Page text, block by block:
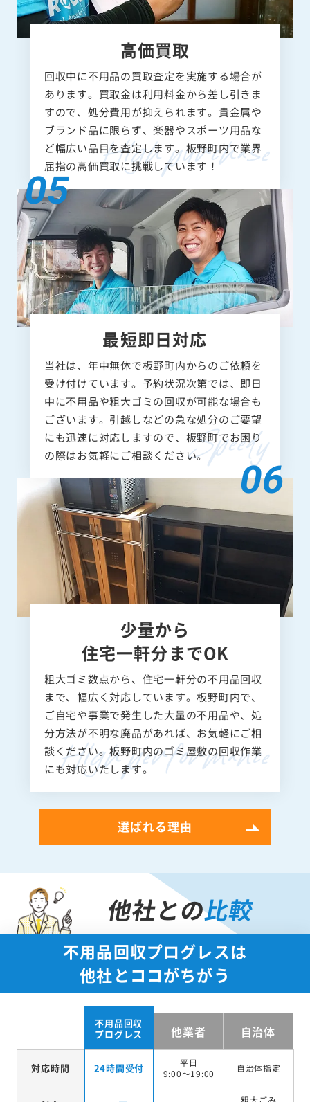
高価買取
回収中に不用品の買取査定を実施する場合が
あります。買取金は利用料金から差し引きま
すので、処分費用が抑えられます。貴金属や
ブランド品に限らず、楽器やスポーツ用品な
ど幅広い品目を査定します。板野町内で業界
屈指の高価買取に挑戦しています！
最短即日対応
当社は、年中無休で板野町内からのご依頼を
受け付けています。予約状況次第では、即日
中に不用品や粗大ゴミの回収が可能な場合も
ございます。引越しなどの急な処分のご要望
にも迅速に対応しますので、板野町でお困り
の際はお気軽にご相談ください。
少量から
住宅一軒分までOK
粗大ゴミ数点から、住宅一軒分の不用品回収
まで、幅広く対応しています。板野町内で、
ご自宅や事業で発生した大量の不用品や、処
分方法が不明な廃品があれば、お気軽にご相
談ください。板野町内のゴミ屋敷の回収作業
にも対応いたします。
選ばれる理由
他社との比較
不用品回収プログレスは
他社とココがちがう
不用品回収
プログレス
他業者 自治体
対応時間 24時間受付
平日
9:00～19:00
自治体指定
粗大ごみ